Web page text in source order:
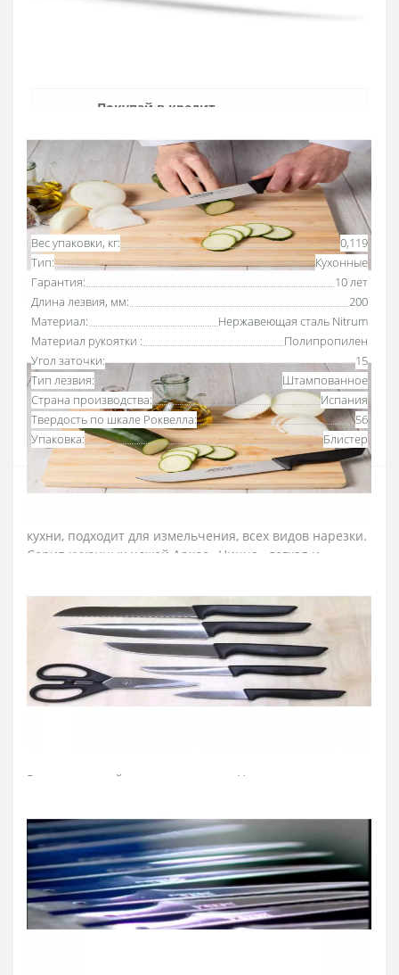
Основные характеристики Все характеристики
Вес упаковки, кг:
0,119
Тип:
Кухонные
Гарантия:
10 лет
Длина лезвия, мм:
200
Материал:
Нержавеющая сталь Nitrum
Материал рукоятки :
Полипропилен
Угол заточки:
15
Тип лезвия:
Штампованное
Страна производства:
Испания
Твердость по шкале Роквелла:
56
Упаковка:
Блистер
Покупай в кредит
от ПриватБанка
Нож кухонный 200 мм серии «Ницца» Аркос –
кухни, подходит для измельчения, всех видов нарезки.
Серия кухонных ножей Аркос «Ницца» легкая и
Лезвие ножа кухонного изготовили из эксклюзивной
нержавеющей стали NITRUM, которая имеет
сверхвысокую режущую способность, повышенную
твердость и коррозиестойкость. В результате лезвие
кухонного ножа долго не тупится, не ржавеет, поэтому
Рукоятка ножей для кухни серии «Ницца идеальна для
форме с утолщением посредине. Комфортный захват
рукоятки не перегружает кисть руки в течение
длительной работы. Рукоятка из антискользящего
полипропилена устойчива к кислотам, хлору, влиянию
моющих средств и высоких температур.
≡ ЧАСТО ЗАДАВАЕМЫЕ ВОПРОСЫ О КУХОННЫХ